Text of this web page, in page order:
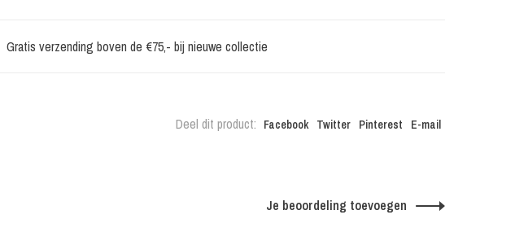
Gratis verzending boven de €75,- bij nieuwe collectie
Deel dit product: Facebook Twitter Pinterest E-mail
Je beoordeling toevoegen